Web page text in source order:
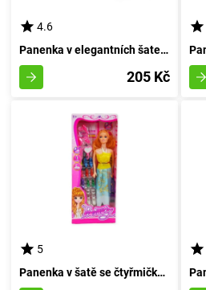
4.6
Panenka v elegantních šatech - rubínové
205 Kč
5
Panenka v šatě se čtyřmičkovými botami 26 cm